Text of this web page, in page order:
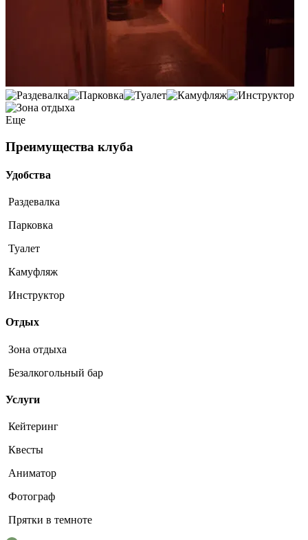
Еще
Преимущества клуба
Удобства
Раздевалка
Парковка
Туалет
Камуфляж
Инструктор
Отдых
Зона отдыха
Безалкогольный бар
Услуги
Кейтеринг
Квесты
Аниматор
Фотограф
Прятки в темноте